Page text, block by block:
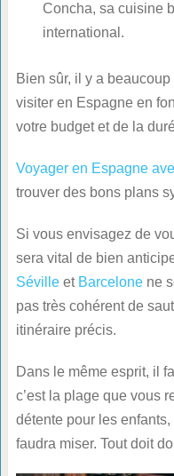
Concha, sa cuisine
international.
Bien sûr, il y a
visiter en Espagne en
votre budget et de la
Voyager en Espagne
trouver des bons plans
Si vous envisagez de
sera vital de bien
Sévilleet Barcelonene
pas très cohérent de
itinéraire précis.
Dans le même esprit, il
c’est la plage que vous
détente pour les enfants,
faudra miser. Tout doit